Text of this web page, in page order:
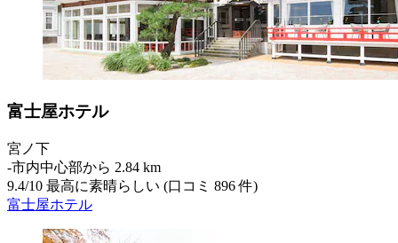
富士屋ホテル
宮ノ下
‐市内中心部から 2.84 km
9.4/10 最高に素晴らしい (口コミ 896 件)
富士屋ホテル